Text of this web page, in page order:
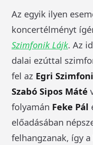
Az egyik ilyen
koncertélményt
Szimfonik Lájk. Az
dalai ezúttal
fel az Egri
Szabó Sipos Máté
folyamán Feke Pál
előadásában
felhangzanak, így